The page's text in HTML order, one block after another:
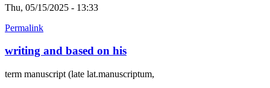
Thu, 05/15/2025 - 13:33
Permalink
writing and based on his
term manuscript (late lat.manuscriptum,